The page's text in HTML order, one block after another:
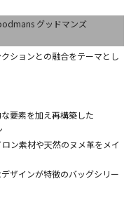
グッドマンズ
ションとの融合をテーマとし
要素を加え再構築した
ン素材や天然のヌメ革をメイ
ザインが特徴のバッグシリー